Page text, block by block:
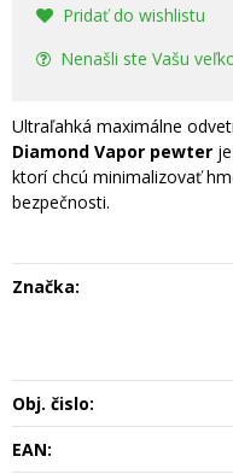
Pridať do wishlistu
Nenašli ste Vašu
Ultraľahká maximálne
Diamond Vapor pewter
ktorí chcú minimalizovať
bezpečnosti.
Značka:
Obj. čislo:
EAN: